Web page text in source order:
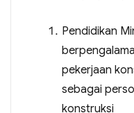
Pendidikan
pekerjaan
sebagai
konstruksi